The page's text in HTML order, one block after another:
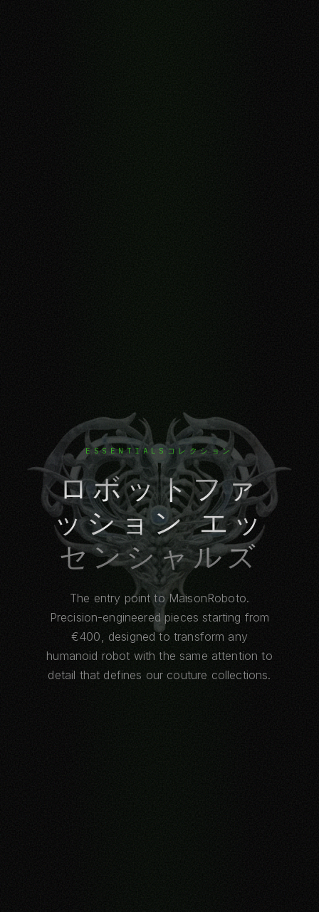
ESSENTIALSコレクション
ロボットファ
ッション エッ
センシャルズ
The entry point to MaisonRoboto.
Precision-engineered pieces starting from
€400, designed to transform any
humanoid robot with the same attention to
detail that defines our couture collections.